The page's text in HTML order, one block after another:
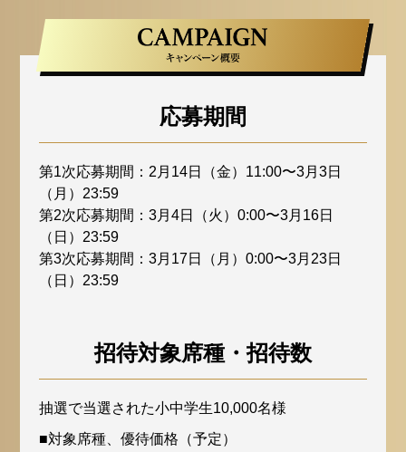
応募期間
第1次応募期間：2月14日（金）11:00〜3月3日
（月）23:59
第2次応募期間：3月4日（火）0:00〜3月16日
（日）23:59
第3次応募期間：3月17日（月）0:00〜3月23日
（日）23:59
招待対象席種・招待数
抽選で当選された小中学生10,000名様
■対象席種、優待価格（予定）